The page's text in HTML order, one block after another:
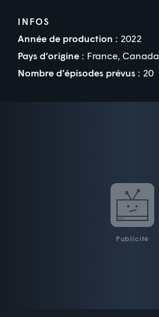
INFOS
Année de production : 2022
Pays d’origine : France, Canada
Nombre d’épisodes prévus : 20
Publicité